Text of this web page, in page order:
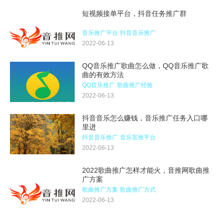
短视频接单平台，抖音任务推广群
音乐推广平台 抖音音乐推广
2022-06-13
QQ音乐推广歌曲怎么做，QQ音乐推广歌
曲的有效方法
QQ音乐推广 歌曲推广经验
2022-06-13
抖音音乐怎么赚钱，音乐推广任务入口哪
里进
抖音音乐推广 音乐宣推平台
2022-06-13
2022歌曲推广怎样才能火，音推网歌曲推
广方案
歌曲推广方案 歌曲推广方式
2022-06-13